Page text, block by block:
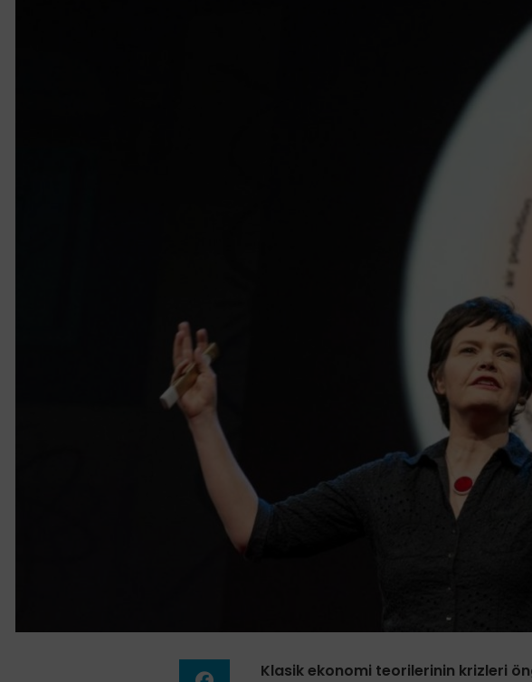
Klasik ekonomi teorilerinin krizleri